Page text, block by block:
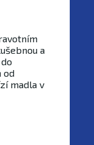
a
od
madla v